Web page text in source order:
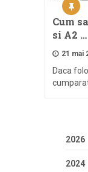
Cum
si A2 …
21 mai
Daca
2026
2024